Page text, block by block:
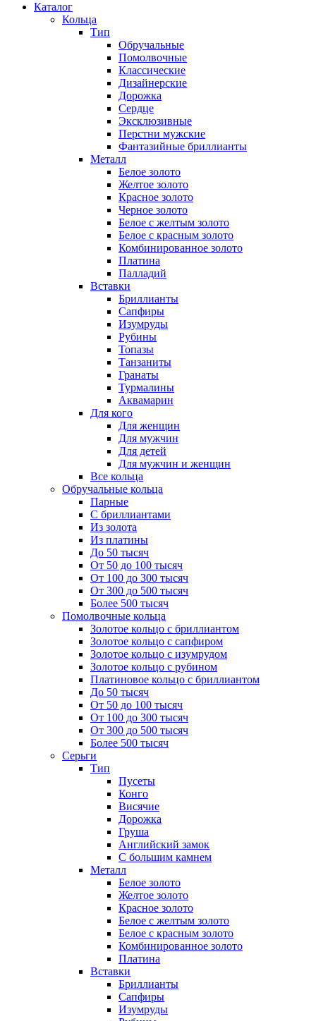
Каталог
Кольца
Тип
Обручальные
Помолвочные
Классические
Дизайнерские
Дорожка
Сердце
Эксклюзивные
Перстни мужские
Фантазийные бриллианты
Металл
Белое золото
Желтое золото
Красное золото
Черное золото
Белое с желтым золото
Белое с красным золото
Комбинированное золото
Платина
Палладий
Вставки
Бриллианты
Сапфиры
Изумруды
Рубины
Топазы
Танзаниты
Гранаты
Турмалины
Аквамарин
Для кого
Для женщин
Для мужчин
Для детей
Для мужчин и женщин
Все кольца
Обручальные кольца
Парные
С бриллиантами
Из золота
Из платины
До 50 тысяч
От 50 до 100 тысяч
От 100 до 300 тысяч
От 300 до 500 тысяч
Более 500 тысяч
Помолвочные кольца
Золотое кольцо с бриллиантом
Золотое кольцо с сапфиром
Золотое кольцо с изумрудом
Золотое кольцо с рубином
Платиновое кольцо с бриллиантом
До 50 тысяч
От 50 до 100 тысяч
От 100 до 300 тысяч
От 300 до 500 тысяч
Более 500 тысяч
Серьги
Тип
Пусеты
Конго
Висячие
Дорожка
Груша
Английский замок
С большим камнем
Металл
Белое золото
Желтое золото
Красное золото
Белое с желтым золото
Белое с красным золото
Комбинированное золото
Платина
Вставки
Бриллианты
Сапфиры
Изумруды